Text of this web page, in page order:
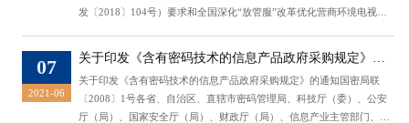
发〔2018〕104号）要求和全国深化“放管服”改革优化营商环境电视电
领域营商环境专项整治工作。国家发展改革委办公厅、工业和信息化部
办公厅、住房城乡建设...
07
2021-06
关于印发《含有密码技术的信息产品政府采购规定》的
关于印发《含有密码技术的信息产品政府采购规定》的通知国密局联
〔2008〕1号各省、自治区、直辖市密码管理局、科技厅（委）、公安
厅（局）、国家安全厅（局）、财政厅（局）、信息产业主管部门、商